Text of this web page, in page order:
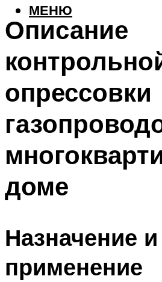
МЕНЮ
Описание
опрессовки
доме
Назначение и
применение